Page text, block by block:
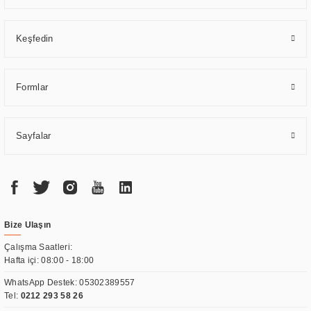
Keşfedin
Formlar
Sayfalar
Bize Ulaşın
Çalışma Saatleri:
Hafta içi: 08:00 - 18:00
WhatsApp Destek:05302389557
Tel: 0212 293 58 26